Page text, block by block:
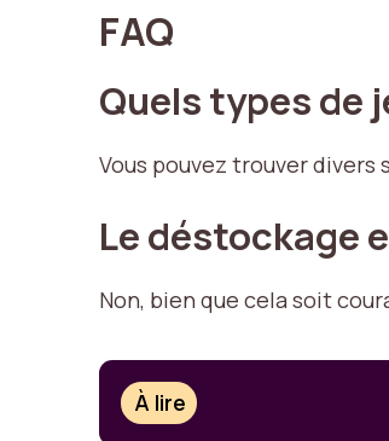
FAQ
Quels types de
Vous pouvez trouver
Le déstockage
Non, bien que cela soit
À lire